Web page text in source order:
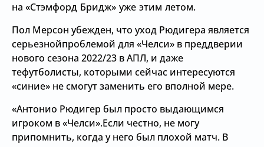
на «Стэмфорд Бридж» уже этим летом.
Пол Мерсон убежден, что уход Рюдигера является
серьезнойпроблемой для «Челси» в преддверии
нового сезона 2022/23 в АПЛ, и даже
тефутболисты, которыми сейчас интересуются
«синие» не смогут заменить его вполной мере.
«Антонио Рюдигер был просто выдающимся
игроком в «Челси».Если честно, не могу
припомнить, когда у него был плохой матч. В